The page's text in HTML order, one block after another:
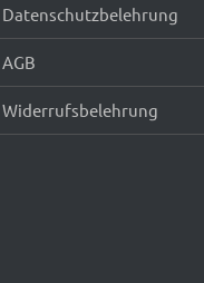
Datenschutzbelehrung
AGB
Widerrufsbelehrung